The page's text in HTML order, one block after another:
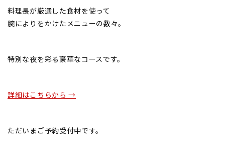
料理長が厳選した食材を使って
腕によりをかけたメニューの数々。
特別な夜を彩る豪華なコースです。
詳細はこちらから →
ただいまご予約受付中です。